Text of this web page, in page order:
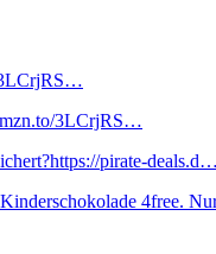
3LCrjRS…
3LCrjRS…
pirate-
4free.